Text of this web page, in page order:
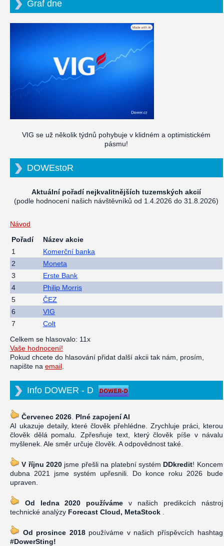
Graf dne
VIG se už několik týdnů pohybuje v klidném a optimistickém
pásmu!
DOWEstoR
Aktuální pořadí nejkvalitnějších tuzemských akcií
(podle hodnocení našich návštěvníků od 1.4.2026 do 31.8.2026)
Návod
Pořadí
Název akcie
1
Komerční banka
2
Moneta
3
Erste Bank
4
Philip Morris
5
ČEZ
6
VIG
7
Colt
Celkem se hlasovalo: 11x
Vaše hodnocení!
Pokud chcete do hlasování přidat další akcii tak nám, prosím,
napište na email
Info DOWER - D
Červenec 2026 Plné zapojení AI
AI ukazuje detaily, které člověk přehlédne. Zrychluje práci, kterou
člověk dělá pomalu. Zpřesňuje text, který člověk píše v návalu
myšlenek. Ale směr určuje člověk. A odpovědnost také.
V říjnu 2020 jsme přešli na platební systém DDkredit! Koncem
dubna 2021 jsme systém upřesnili. Do konce roku 2026 bude
upraven.
Od ledna 2020 používáme v našich predikcích nástroj
technické analýzy Forecast Cloud, MetaStock
Od prosince 2018používáme v našich příspěvcích hashtag
#DowerSting!